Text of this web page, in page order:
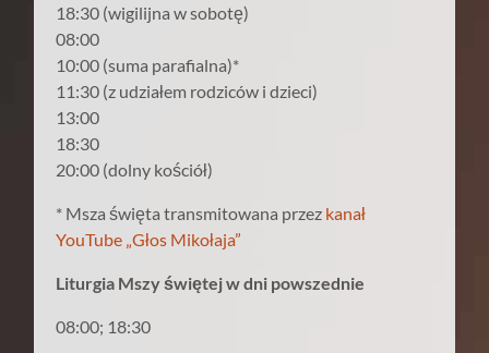
18:30 (wigilijna w sobotę)
08:00
10:00 (suma parafialna)*
11:30 (z udziałem rodziców i dzieci)
13:00
18:30
20:00 (dolny kościół)
* Msza święta transmitowana przez kanał
YouTube „Głos Mikołaja”
Liturgia Mszy świętej w dni powszednie
08:00; 18:30